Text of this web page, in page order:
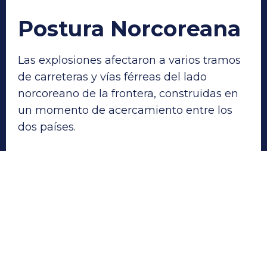
Postura Norcoreana
Las explosiones afectaron a varios tramos
de carreteras y vías férreas del lado
norcoreano de la frontera, construidas en
un momento de acercamiento entre los
dos países.